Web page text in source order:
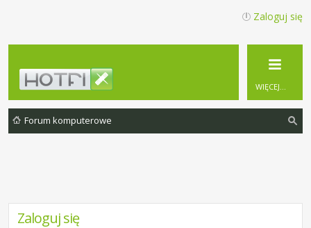
Zaloguj się
WIĘCEJ…
Forum komputerowe
Zaloguj się